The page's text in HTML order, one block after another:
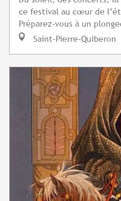
ce festival au cœur de
Préparez-vous à un
Saint-Pierre-Quiberon